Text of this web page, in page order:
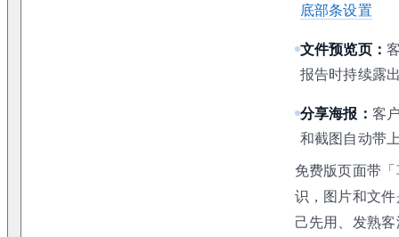
底部条设置
文件预览页：
报告时持续露
分享海报：客
和截图自动带
免费版页面带
识，图片和文
己先用、发熟